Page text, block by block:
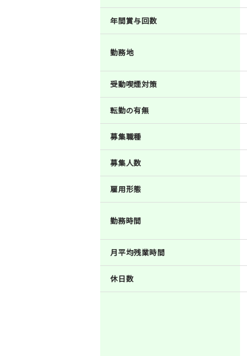
年間賞与回数
勤務地
受動喫煙対策
転勤の有無
募集職種
募集人数
雇用形態
勤務時間
月平均残業時間
休日数